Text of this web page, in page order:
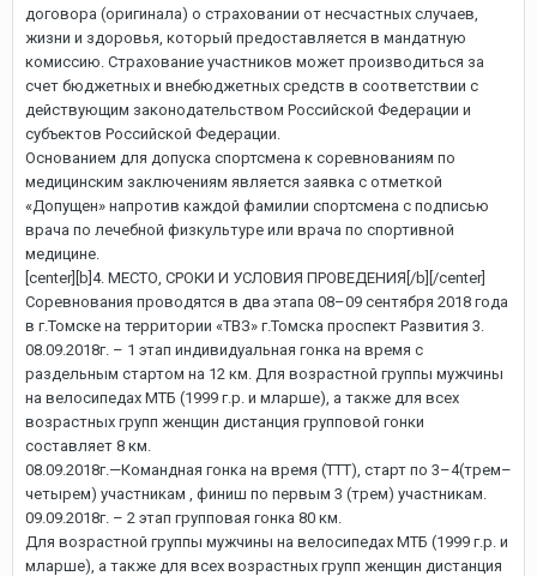
договора (оригинала) о страховании от несчастных случаев,
жизни и здоровья, который предоставляется в мандатную
комиссию. Страхование участников может производиться за
счет бюджетных и внебюджетных средств в соответствии с
действующим законодательством Российской Федерации и
субъектов Российской Федерации.
Основанием для допуска спортсмена к соревнованиям по
медицинским заключениям является заявка с отметкой
«Допущен» напротив каждой фамилии спортсмена с подписью
врача по лечебной физкультуре или врача по спортивной
медицине.
[center][b]4. МЕСТО, СРОКИ И УСЛОВИЯ ПРОВЕДЕНИЯ[/b][/center]
Соревнования проводятся в два этапа 08–09 сентября 2018 года
в г.Томске на территории «ТВЗ» г.Томска проспект Развития 3.
08.09.2018г. – 1 этап индивидуальная гонка на время с
раздельным стартом на 12 км. Для возрастной группы мужчины
на велосипедах МТБ (1999 г.р. и мларше), а также для всех
возрастных групп женщин дистанция групповой гонки
составляет 8 км.
08.09.2018г.—Командная гонка на время (ТТТ), старт по 3–4(трем–
четырем) участникам , финиш по первым 3 (трем) участникам.
09.09.2018г. – 2 этап групповая гонка 80 км.
Для возрастной группы мужчины на велосипедах МТБ (1999 г.р. и
мларше), а также для всех возрастных групп женщин дистанция